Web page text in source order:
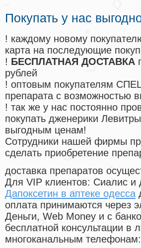
Покупать у нас
! каждому новому
карта на последующие
! БЕСПЛАТНАЯ ДОСТАВКА
рублей
! оптовым покупателям
препарата с возможностью
! так же у нас постоянно
покупать дженерики
выгодным ценам!
Cотрудники нашей фирмы
сделать приобретение
доставка препаратов
Для VIP клиентов: Сиалис и
Дапоксетин в аптеке одесса
оплата принимаются через
Деньги, Web Money и с
бесплатной консультации
многоканальным телефонам: